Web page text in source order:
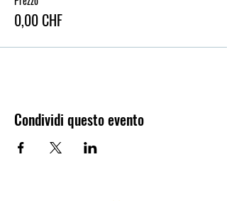
0,00 CHF
Condividi questo evento